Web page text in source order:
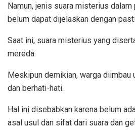
Namun, jenis suara misterius
belum dapat dijelaskan dengan
Saat ini, suara misterius yang
mereda.
Meskipun demikian, warga diimbau
dan berhati-hati.
Hal ini disebabkan karena belum
asal usul dan sifat dari suara dan